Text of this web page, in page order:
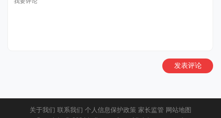
发表评论
关于我们 联系我们 个人信息保护政策 家长监管 网站地图